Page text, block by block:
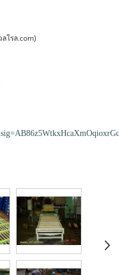
ลโรล.com)